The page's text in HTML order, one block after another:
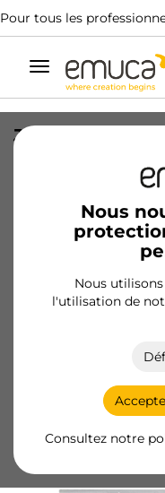
Pour tous les
Alterner
navigation
Nous
Nous
l'utilisation de
Consultez notre
Jeu de
Silver, à sortie
amortie (240-
3124005 /EAN